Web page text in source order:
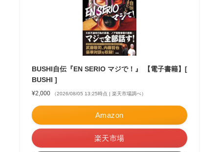
BUSHI自伝『EN SERIO マジで！』 【電子書籍】[
BUSHI ]
¥2,000 （2026/08/05 13:25時点 | 楽天市場調べ）
Amazon
楽天市場